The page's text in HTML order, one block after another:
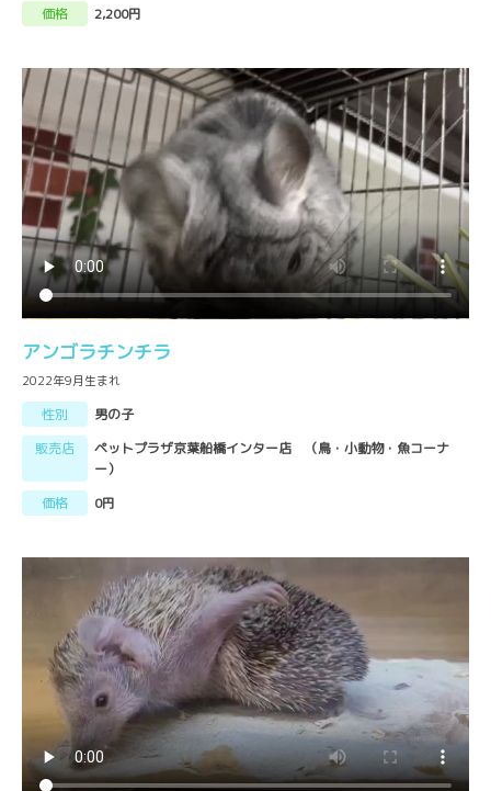
価格
2,200円
アンゴラチンチラ
2022年9月生まれ
性別
男の子
販売店
ペットプラザ京葉船橋インター店 （鳥・小動物・魚コーナ
ー）
価格
0円